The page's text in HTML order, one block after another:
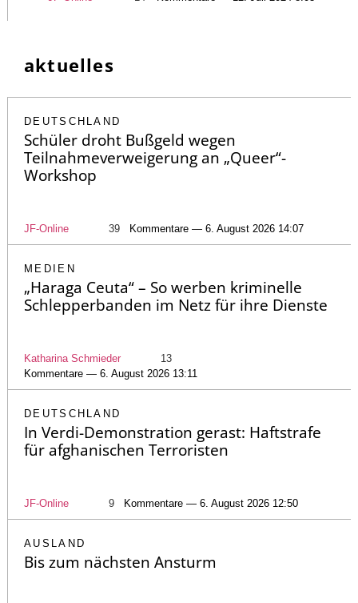
aktuelles
DEUTSCHLAND
Schüler droht Bußgeld wegen
Teilnahmeverweigerung an „Queer“-
Workshop
JF-Online 39 Kommentare — 6. August 2026 14:07
MEDIEN
„Haraga Ceuta“ – So werben kriminelle
Schlepperbanden im Netz für ihre Dienste
Katharina Schmieder
13
Kommentare — 6. August 2026 13:11
DEUTSCHLAND
In Verdi-Demonstration gerast: Haftstrafe
für afghanischen Terroristen
JF-Online 9 Kommentare — 6. August 2026 12:50
AUSLAND
Bis zum nächsten Ansturm